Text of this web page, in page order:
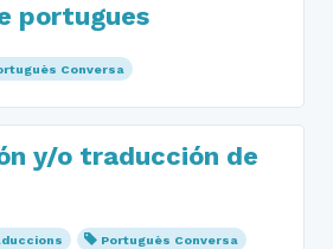
portugues
Conversa
y/o traducción de
Portuguès Conversa